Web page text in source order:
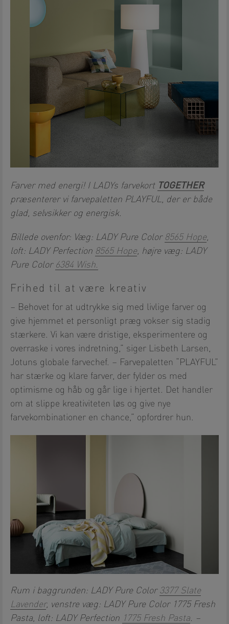
Farver med energi! I LADYs farvekort TOGETHER
præsenterer vi farvepaletten PLAYFUL, der er både
glad, selvsikker og energisk.
Billede ovenfor: Væg: LADY Pure Color 8565 Hope,
loft: LADY Perfection 8565 Hope, højre væg: LADY
Pure Color 6384 Wish.
Frihed til at være kreativ
– Behovet for at udtrykke sig med livlige farver og
give hjemmet et personligt præg vokser sig stadig
stærkere. Vi kan være dristige, eksperimentere og
overraske i vores indretning,” siger Lisbeth Larsen,
Jotuns globale farvechef. – Farvepaletten “PLAYFUL”
har stærke og klare farver, der fylder os med
optimisme og håb og går lige i hjertet. Det handler
om at slippe kreativiteten løs og give nye
farvekombinationer en chance,” opfordrer hun.
Rum i baggrunden: LADY Pure Color 3377 Slate
Lavender, venstre væg: LADY Pure Color 1775 Fresh
Pasta, loft: LADY Perfection 1775 Fresh Pasta. –